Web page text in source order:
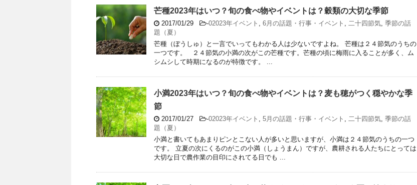
芒種2023年はいつ？旬の食べ物やイベントは？穀類の大切な季節
2017/01/29 -02023年イベント , 6月の話題・行事・イベント , 二十四節気, 季節の話
題（夏）
芒種（ぼうしゅ）と一言でいってもわかる人は少ないですよね。 芒種は２４節気のうちの
一つです。 ２４節気の小満の次がこの芒種です。芒種の頃に梅雨に入ることが多く、ム
シムシして時期になるのが特徴です。 ...
小満2023年はいつ？旬の食べ物やイベントは？麦も穂がつく穏やかな季
節
2017/01/27 -02023年イベント , 5月の話題・行事・イベント , 二十四節気, 季節の話
題（夏）
小満と書いてもあまりピンとこない人が多いと思いますが、小満は２４節気のうちの一つ
です。 立夏の次にくるのがこの小満（しょうまん）ですが、農耕される人たちにとっては
大切な日で農作業の目印にされてる日でも ...